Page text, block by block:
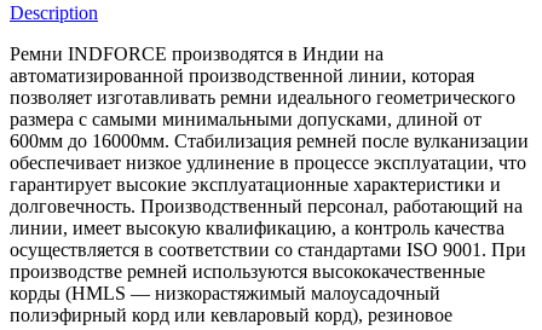
Description
Ремни INDFORCE производятся в Индии на
автоматизированной производственной линии, которая
позволяет изготавливать ремни идеального геометрического
размера с самыми минимальными допусками, длиной от
600мм до 16000мм. Стабилизация ремней после вулканизации
обеспечивает низкое удлинение в процессе эксплуатации, что
гарантирует высокие эксплуатационные характеристики и
долговечность. Производственный персонал, работающий на
линии, имеет высокую квалификацию, а контроль качества
осуществляется в соответствии со стандартами ISO 9001. При
производстве ремней используются высококачественные
корды (HMLS — низкорастяжимый малоусадочный
полиэфирный корд или кевларовый корд), резиновое